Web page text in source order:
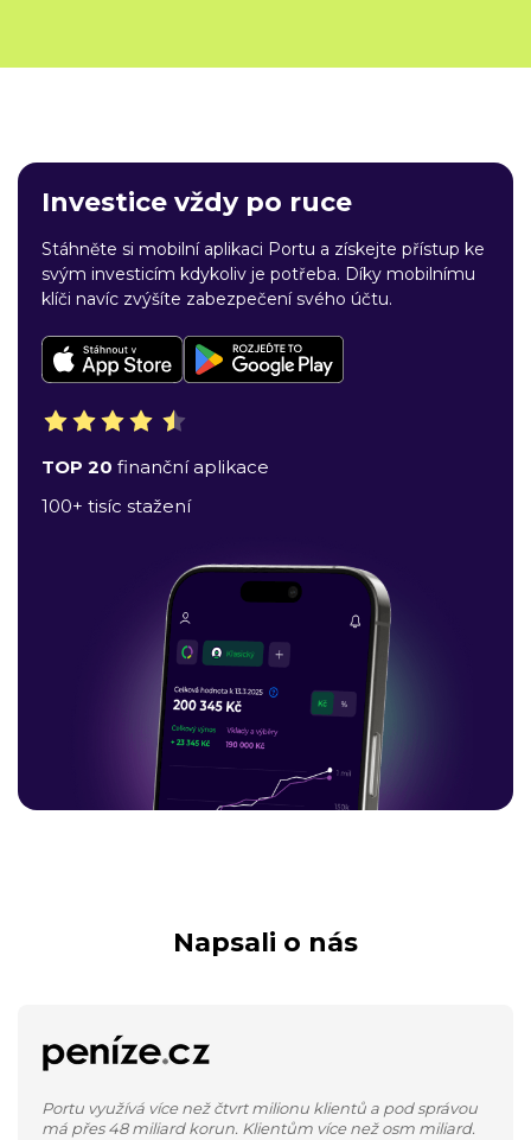
Investice vždy po ruce
Stáhněte si mobilní aplikaci Portu a získejte přístup ke
svým investicím kdykoliv je potřeba. Díky mobilnímu
klíči navíc zvýšíte zabezpečení svého účtu.
TOP 20 finanční aplikace
100+ tisíc stažení
Napsali o nás
Portu využívá více než čtvrt milionu klientů a pod správou
má přes 48 miliard korun. Klientům více než osm miliard.